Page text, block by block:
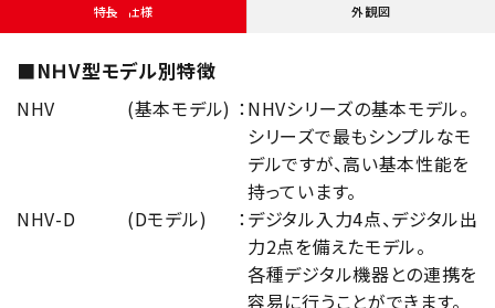
特長・仕様 外観図
■NＨV型モデル別特徴
NHV (基本モデル) ：NHVシリーズの基本モデル。
シリーズで最もシンプルなモ
デルですが、高い基本性能を
持っています。
NHV-D
(Dモデル) ：デジタル入力4点、デジタル出
力2点を備えたモデル。
各種デジタル機器との連携を
容易に行うことができます。